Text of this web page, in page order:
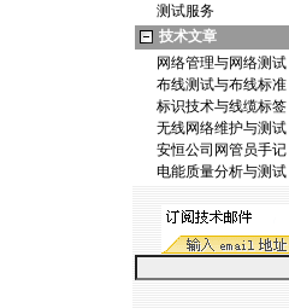
测试服务
技术文章
网络管理与网络测试
布线测试与布线标准
标识技术与线缆标签
无线网络维护与测试
安恒公司网管员手记
电能质量分析与测试